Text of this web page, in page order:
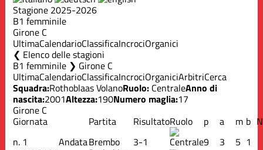
Stagione 2025-2026
B1 femminile
Girone C
UltimaCalendarioClassificaIncrociOrganici
Elenco delle stagioni
B1 femminile ❯ Girone C
UltimaCalendarioClassificaIncrociOrganiciArbitriCerca
Squadra:Rothoblaas VolanoRuolo: CentraleAnno di
nascita:2001Altezza:190Numero maglia:17
Girone C
Giornata Partita RisultatoRuolo p a m b
n. 1 AndataBrembo 3-1 9 3 5 1